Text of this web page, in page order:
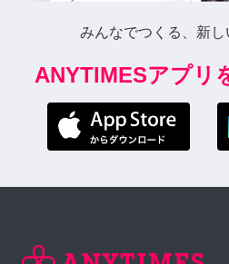
みんなでつくる、新し
ANYTIMESアプリ